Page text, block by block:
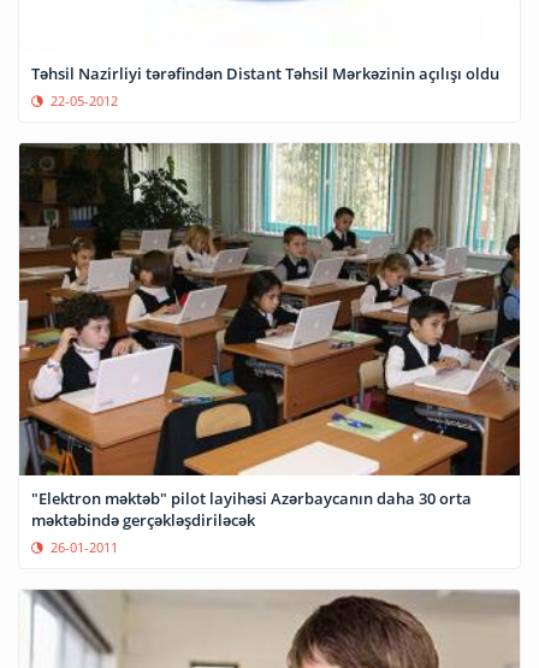
Təhsil Nazirliyi tərəfindən Distant Təhsil Mərkəzinin açılışı oldu
22-05-2012
"Elektron məktəb" pilot layihəsi Azərbaycanın daha 30 orta
məktəbində gerçəkləşdiriləcək
26-01-2011